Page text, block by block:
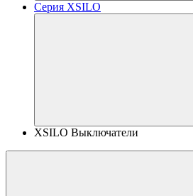
Серия XSILO
XSILO Выключатели